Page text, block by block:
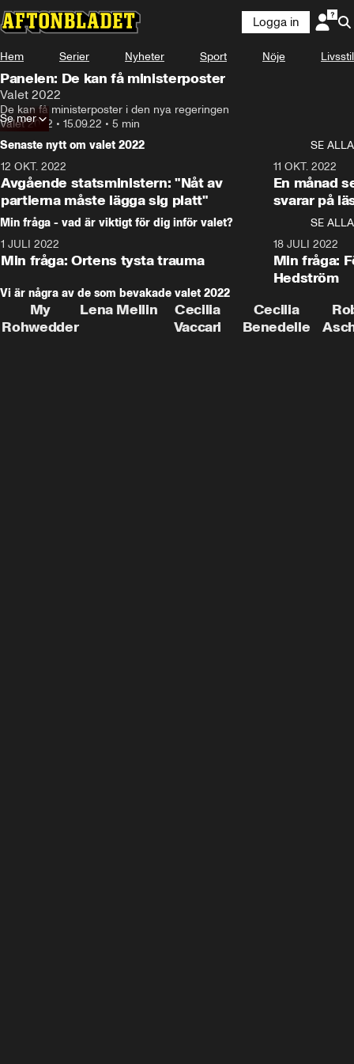
Logga in
Hem Serier Nyheter Sport Nöje Livsstil
Panelen: De kan få ministerposter
Valet 2022
De kan få ministerposter i den nya regeringen
Valet 2022 • 15.09.22 • 5 min
Se mer
Senaste nytt om valet 2022
SE ALLA
12 OKT. 2022
Avgående statsministern: "Nåt av
partierna måste lägga sig platt"
11 OKT. 2022
En månad
svarar på
Min fråga - vad är viktigt för dig inför valet?
SE ALLA
1 JULI 2022
Min fråga: Ortens tysta trauma
18 JULI 2022
Min fråga:
Hedström
Vi är några av de som bevakade valet 2022
My
Rohwedder
Lena Mellin
Cecilia
Vaccari
Cecilia
Benedelle